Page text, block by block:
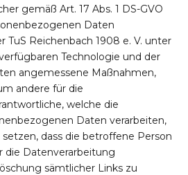
gemäß Art. 17 Abs. 1 DS-GVO
Daten
Reichenbach 1908 e. V. unter
Technologie und der
angemessene Maßnahmen,
andere für die
welche die
Daten verarbeiten,
dass die betroffene Person
die Datenverarbeitung
sämtlicher Links zu